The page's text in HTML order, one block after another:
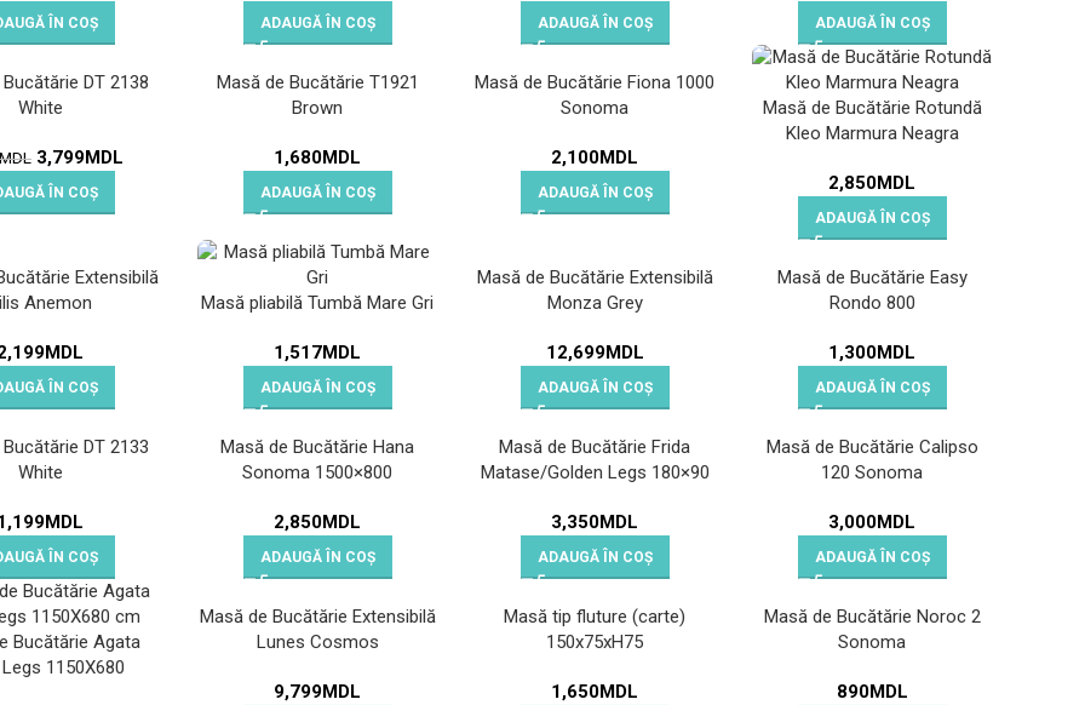
ÎN COȘ ADAUGĂ ÎN COȘ ADAUGĂ ÎN COȘ ADAUGĂ ÎN COȘ
DT 2138
White
MDL 3,799MDL
ÎN COȘ
Masă de Bucătărie Т1921
Brown
1,680MDL
ADAUGĂ ÎN COȘ
Masă de Bucătărie Fiona 1000
Sonoma
2,100MDL
ADAUGĂ ÎN COȘ
Masă de Bucătărie Rotundă
Kleo Marmura Neagra
2,850MDL
ADAUGĂ ÎN COȘ
Extensibilă
Anemon
MDL
ÎN COȘ
Masă pliabilă Tumbă Mare Gri
1,517MDL
ADAUGĂ ÎN COȘ
Masă de Bucătărie Extensibilă
Monza Grey
12,699MDL
ADAUGĂ ÎN COȘ
Masă de Bucătărie Easy
Rondo 800
1,300MDL
ADAUGĂ ÎN COȘ
DT 2133
White
MDL
ÎN COȘ
Masă de Bucătărie Hana
Sonoma 1500×800
2,850MDL
ADAUGĂ ÎN COȘ
Masă de Bucătărie Frida
Matase/Golden Legs 180×90
3,350MDL
ADAUGĂ ÎN COȘ
Masă de Bucătărie Calipso
120 Sonoma
3,000MDL
ADAUGĂ ÎN COȘ
Bucătărie Agata
1150X680
Masă de Bucătărie Extensibilă
Lunes Cosmos
9,799MDL
Masă tip fluture (carte)
150x75xH75
1,650MDL
Masă de Bucătărie Noroc 2
Sonoma
890MDL